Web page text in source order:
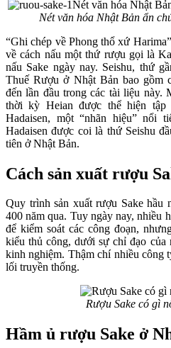
Nét văn hóa Nhật Bản ẩn
“Ghi chép về Phong thổ xứ
về cách nấu một thứ rượu gọi là
nấu Sake ngày nay. Seishu, thứ
Thuế Rượu ở Nhật Bản bao gồm
đến lần đầu trong các tài liệu này.
thời kỳ Heian được thể hiện tập
Hadaisen, một “nhãn hiệu” nổi
Hadaisen được coi là thứ Seishu
tiên ở Nhật Bản.
Cách sản xuất rượu
Quy trình sản xuất rượu Sake hầu
400 năm qua. Tuy ngày nay, nhiều
để kiểm soát các công đoạn,
kiểu thủ công, dưới sự chỉ đạo
kinh nghiệm. Thậm chí nhiều công
lối truyền thống.
Rượu Sake có gì
Hầm ủ rượu Sake ở